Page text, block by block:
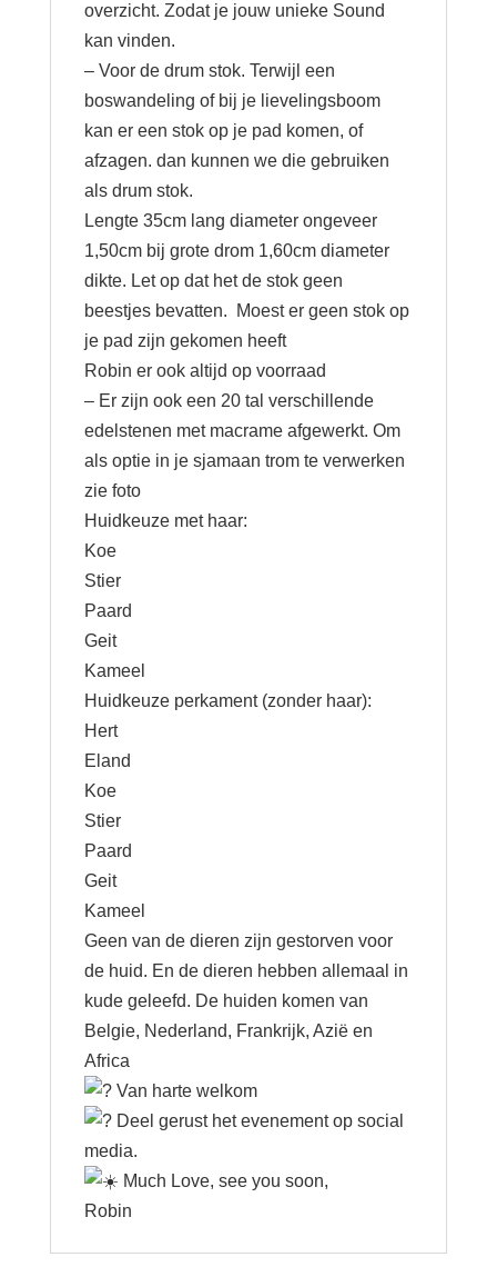
overzicht. Zodat je jouw unieke Sound
kan vinden.
– Voor de drum stok. Terwijl een
boswandeling of bij je lievelingsboom
kan er een stok op je pad komen, of
afzagen. dan kunnen we die gebruiken
als drum stok.
Lengte 35cm lang diameter ongeveer
1,50cm bij grote drom 1,60cm diameter
dikte. Let op dat het de stok geen
beestjes bevatten. Moest er geen stok op
je pad zijn gekomen heeft
Robin er ook altijd op voorraad
– Er zijn ook een 20 tal verschillende
edelstenen met macrame afgewerkt. Om
als optie in je sjamaan trom te verwerken
zie foto
Huidkeuze met haar:
Koe
Stier
Paard
Geit
Kameel
Huidkeuze perkament (zonder haar):
Hert
Eland
Koe
Stier
Paard
Geit
Kameel
Geen van de dieren zijn gestorven voor
de huid. En de dieren hebben allemaal in
kude geleefd. De huiden komen van
Belgie, Nederland, Frankrijk, Azië en
Africa
Van harte welkom
Deel gerust het evenement op social
media.
Much Love, see you soon,
Robin